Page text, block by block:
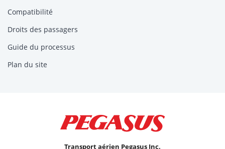
Compatibilité
Droits des passagers
Guide du processus
Plan du site
Transport aérien Pegasus Inc.